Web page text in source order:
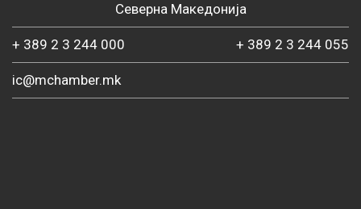
Северна Македонија
+ 389 2 3 244 000 + 389 2 3 244 055
ic@mchamber.mk